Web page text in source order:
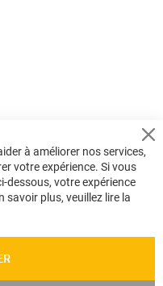
à améliorer nos services,
votre expérience. Si vous
dessous, votre expérience
savoir plus, veuillez lire la